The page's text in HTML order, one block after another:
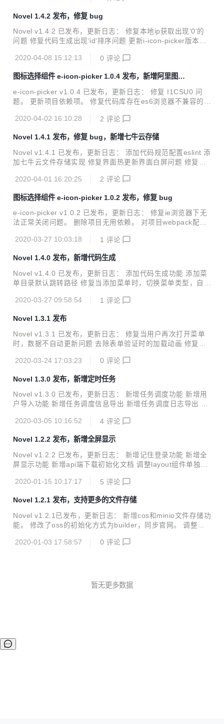
直关注，但发现其中的功能太过强大，部分功能也不太适合自
己，并且自己也一直想要动手学习一下若依的强大之处，便有
了自己现在的novel。 它可以用于所有的Web应用程序，如网
站管理后台，网站会员中心，CMS，CRM，OA等等，当然，
您也可以对她进行深度定制，以做出更强系统。所有前端后台
Novel 1.4.2 发布，修复 bug
Novel v1.4.2 已发布，更新日志： 修复本地ip获取出现‘0’的
问题 修复代码生成出现‘id’排序问题 更新i-icon-picker版本，
添加错误问题 修复修改密码时，两次密码不一致错误以及dial
想做一款后台管理系统，看了很多优秀的开源项目，从中发现
了若依开源框架，从她出现以来就一直关注，但发现其中的功
能太过强大，部分功能也不太适合自己，并且自己也一直想要
可以用于所有的Web应用程序，如网站管理后台...
2020-04-08 15:12:13 0 评论
图标选择组件 e-icon-picker 1.0.4 发布，新增阿里图标
库支持
e-icon-picker v1.0.4 已发布，更新日志： 修复 I1CSU0 问
题。 更新项目依赖项。 修复代码库存在es6浏览器不兼容的语
简洁大方，专为element-ui和font-awesome图标库开发的图
o 在线测试 在线API 安装 因为项目使用了element-ui的组件
进行二次开发，所以在使用此组件前请安装element-ui组件
库。 安装方式请参考element-ui官网的相关文档。element-ui
2020-04-02 16:10:28 2 评论
Novel 1.4.1 发布，修复 bug，新增七牛云存储
Novel v1.4.1 已发布，更新日志： 添加代码规范配置eslint 添
加七牛云文件存储实现 修复界面热更新界面白屏问题 修复打
stjson到1.2.68，安全加固 更新springboot到2.2.6 其他优化
项目，从中发现了若依开源框架，从她出现以来就一直关注，
但发现其中的功能太过强大，部分功能也不太适合自己，并且
自己也一直想要动手学习一下若依的强大之处，便有了自己现
在的novel。 它可以用于所有的Web应用程序，如网站管理后
台，网站会...
2020-04-01 16:20:25 2 评论
图标选择组件 e-icon-picker 1.0.2 发布，修复 bug
e-icon-picker v1.0.2 已发布，更新日志： 修复ie浏览器下无
法正常关闭问题。 删除项目无用依赖。 对项目webpack配置
ent-ui和font-awesome图标库开发的图标选择组件，希望大家
装 因为项目使用了element-ui的组件进行二次开发，所以在使
用此组件前请安装element-ui组件库。 安装方式请参考eleme
nt-ui官网的相关文档。element-ui官网 npm 安装 推荐使用 n
2020-03-27 10:03:18 1 评论
Novel 1.4.0 发布，新增代码生成
Novel v1.4.0 已发布，更新日志： 添加代码生成功能 添加菜
单目录默认跳转路径 修复当添加菜单时，切换菜单类型，自动
点击问题 添加Axios对数据流的处理 添加对数据流的下载 其
="text-align:left">一直想做一款后台管理系统，看了很多优秀
的开源项目，从中发现了若依开源框架，从她出现以来就一直
关注，但发现其中的功能太过强大，部分功能也不太适合自
了自己现在的...
2020-03-27 09:58:54 1 评论
Novel 1.3.1 发布
Novel v1.3.1 已发布，更新日志： 修复当用户再次打开菜单
时，数据不自动更新问题 去除表单验证时的加载动画 修复编
下拉框外面时的鼠标样式 修复datatable排序图标换行问题 优
从view调至api中 升级e-icon-picker到最新版本，修复图标选
择器在ie下不能正常使用问题 将vue-cropper组件替换为最新
版本 调整登录界面验证码的获取时间，避免用户等待 修复刷
现的任务id错误 修改验证码异...
2020-03-24 17:03:23 0 评论
Novel 1.3.0 发布，新增定时任务
Novel v1.3.0 已发布，更新日志： 新增任务调度功能 新增用
户导入功能 新增任务调度信息导出 新增任务调度日志导出 新
单新增时改变类型导致的按钮存在隐藏属性 修复菜单控件不能
本 优化java代码 其他问题优化 Novel简介 一直想做一款后台
管理系统，看了很多优秀的开源项目，从中发现了若依开源框
架，从她出现以来就一直关注，但发现其中的功能太过强大，
部分功能也不太适合自己，并且自己也一直想要动手学习一下
若依的强大之处，便有了自己现在的novel...
2020-03-05 10:16:52 4 评论
Novel 1.2.2 发布，新增全屏显示
Novel v1.2.2 已发布，更新日志： 新增记住登录功能 新增全
屏显示功能 新增api端下载初始化文档 调整layout组件单独分
整个人信息页面进行自适应兼容 修复操作日志查询问题 修复
复 Novel简介 一直想做一款后台管理系统，看了很多优秀的开
源项目，从中发现了若依开源框架，从她出现以来就一直关
注，但发现其中的功能太过强大，部分功能也不太适合自己，
己现在的novel。 它可以用于所有的Web应用程序，如...
2020-01-15 10:17:17 5 评论
Novel 1.2.1 发布，支持更多的文件存储
Novel v1.2.1已发布，更新日志： 新增cos和minio文件存储功
能。 修改了oss的初始化方式为builder，同步官网。 调整了
中静态变量注入问题，不再使用PostConstruct来赋值。 其他
自己，并且自己也一直想要动手学习一下若依的强大之处，便
2020-01-03 17:58:57 0 评论
暂无更多数据